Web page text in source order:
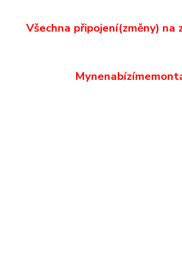
Všechna připojení(změny) na
Mynenabízíme